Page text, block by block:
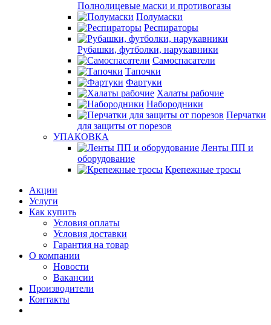
Полнолицевые маски и противогазы
Полумаски
Респираторы
Рубашки, футболки, нарукавники
Самоспасатели
Тапочки
Фартуки
Халаты рабочие
Набородники
Перчатки
для защиты от порезов
УПАКОВКА
Ленты ПП и
оборудование
Крепежные тросы
Акции
Услуги
Как купить
Условия оплаты
Условия доставки
Гарантия на товар
О компании
Новости
Вакансии
Производители
Контакты